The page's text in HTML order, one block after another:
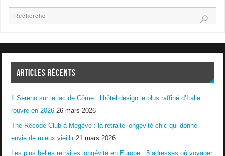
ARTICLES RÉCENTS
Il Sereno sur le lac de Côme : l’hôtel design le plus raffiné d’Italie
rouvre en 2026 26 mars 2026
The Recode Club à Megève : la retraite longévité chic qui donne
envie de mieux vieillir 21 mars 2026
Les plus belles retraites longévité en Europe : 5 adresses où voyager